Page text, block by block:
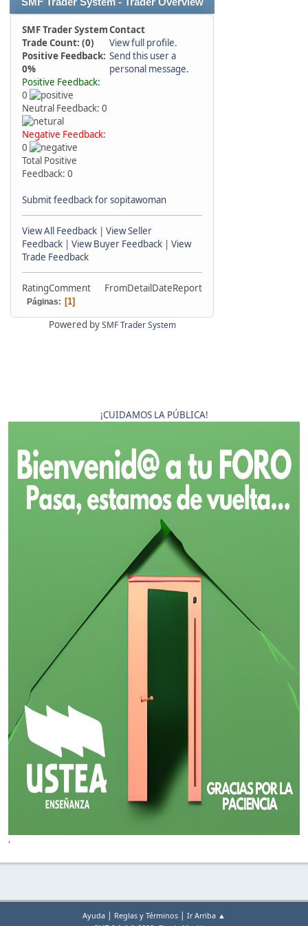
SMF Trader SystemContact
Trade Count: (0)
View full profile.
Positive Feedback:
0%
Send this user a
personal message.
Positive Feedback:
0
Neutral Feedback: 0
Negative Feedback:
0
Total Positive
Feedback: 0
Submit feedback for sopitawoman
View All Feedback | View Seller
Feedback | View Buyer Feedback | View
Trade Feedback
RatingComment FromDetailDateReport
Páginas 1
Powered bySMF Trader System
¡CUIDAMOS LA PÚBLICA!
'
Ayuda | Reglas y Términos | Ir Arriba ▲